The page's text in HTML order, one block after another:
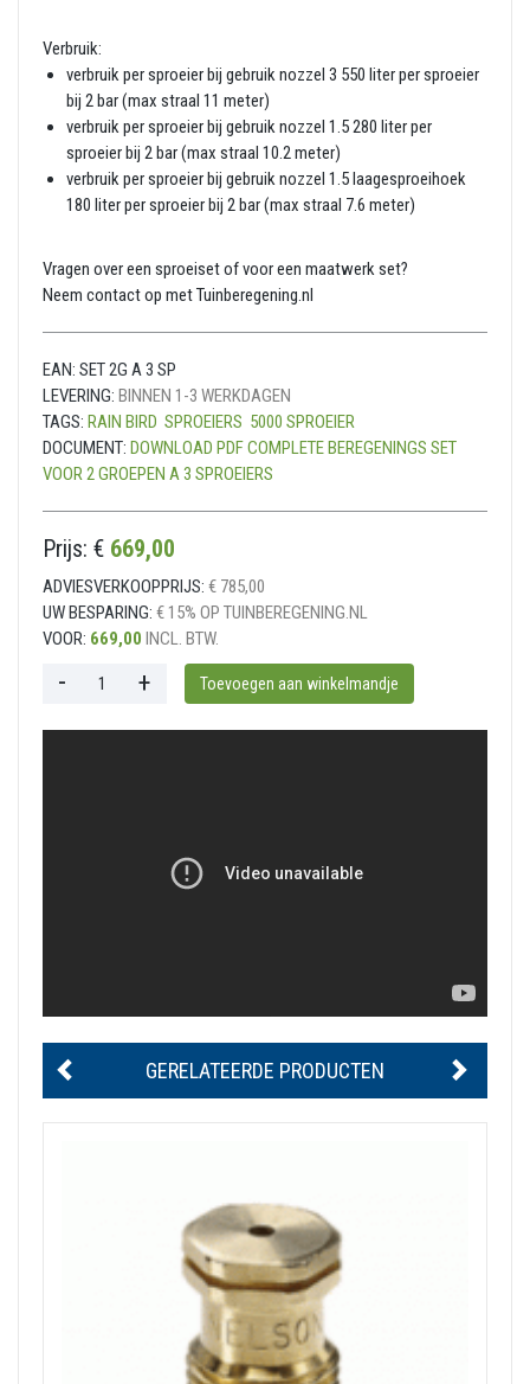
Verbruik:
verbruik per sproeier bij gebruik nozzel 3 550 liter per sproeier
bij 2 bar (max straal 11 meter)
verbruik per sproeier bij gebruik nozzel 1.5 280 liter per
sproeier bij 2 bar (max straal 10.2 meter)
verbruik per sproeier bij gebruik nozzel 1.5 laagesproeihoek
180 liter per sproeier bij 2 bar (max straal 7.6 meter)
Vragen over een sproeiset of voor een maatwerk set?
Neem contact op met Tuinberegening.nl
EAN: SET 2G A 3 SP
LEVERING: BINNEN 1-3 WERKDAGEN
TAGS: RAIN BIRD SPROEIERS 5000 SPROEIER
DOCUMENT: DOWNLOAD PDF COMPLETE BEREGENINGS SET
VOOR 2 GROEPEN A 3 SPROEIERS
Prijs: € 669,00
ADVIESVERKOOPPRIJS: € 785,00
UW BESPARING: € 15% OP TUINBEREGENING.NL
VOOR: 669,00 INCL. BTW.
GERELATEERDE PRODUCTEN